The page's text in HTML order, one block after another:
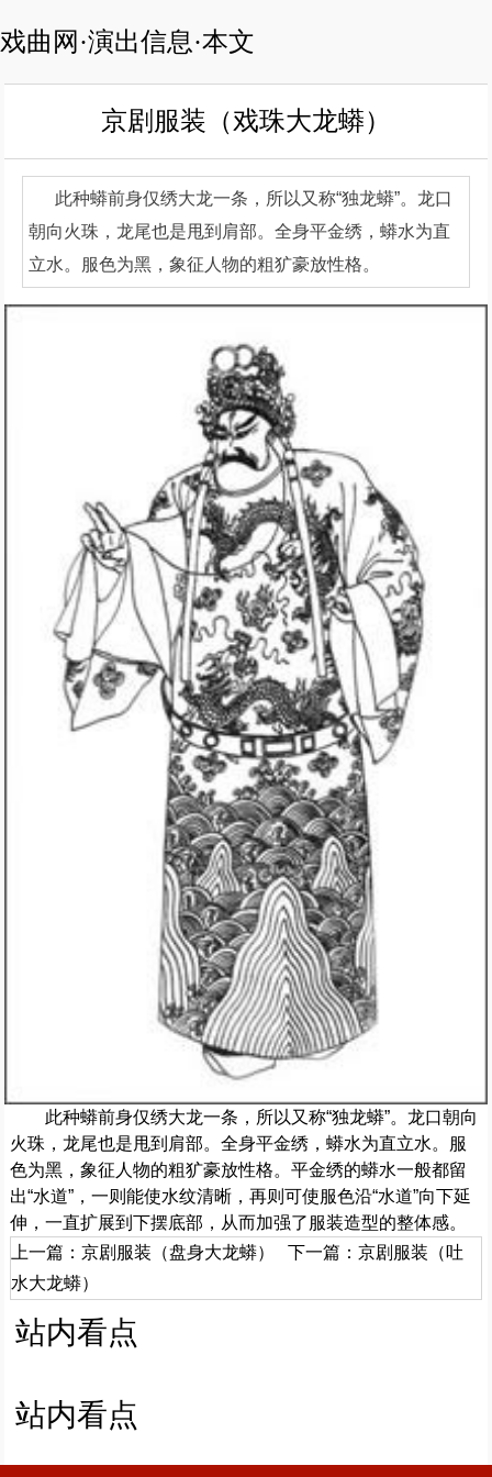
戏曲网·演出信息·本文
京剧服装（戏珠大龙蟒）
此种蟒前身仅绣大龙一条，所以又称“独龙蟒”。龙口
朝向火珠，龙尾也是甩到肩部。全身平金绣，蟒水为直
立水。服色为黑，象征人物的粗犷豪放性格。
此种蟒前身仅绣大龙一条，所以又称“独龙蟒”。龙口朝向
火珠，龙尾也是甩到肩部。全身平金绣，蟒水为直立水。服
色为黑，象征人物的粗犷豪放性格。平金绣的蟒水一般都留
出“水道”，一则能使水纹清晰，再则可使服色沿“水道”向下延
伸，一直扩展到下摆底部，从而加强了服装造型的整体感。
上一篇：京剧服装（盘身大龙蟒） 下一篇：京剧服装（吐
水大龙蟒）
站内看点
站内看点